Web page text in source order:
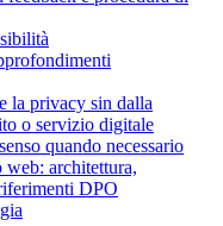
la privacy sin dalla
o servizio digitale
quando necessario
web: architettura,
DPO